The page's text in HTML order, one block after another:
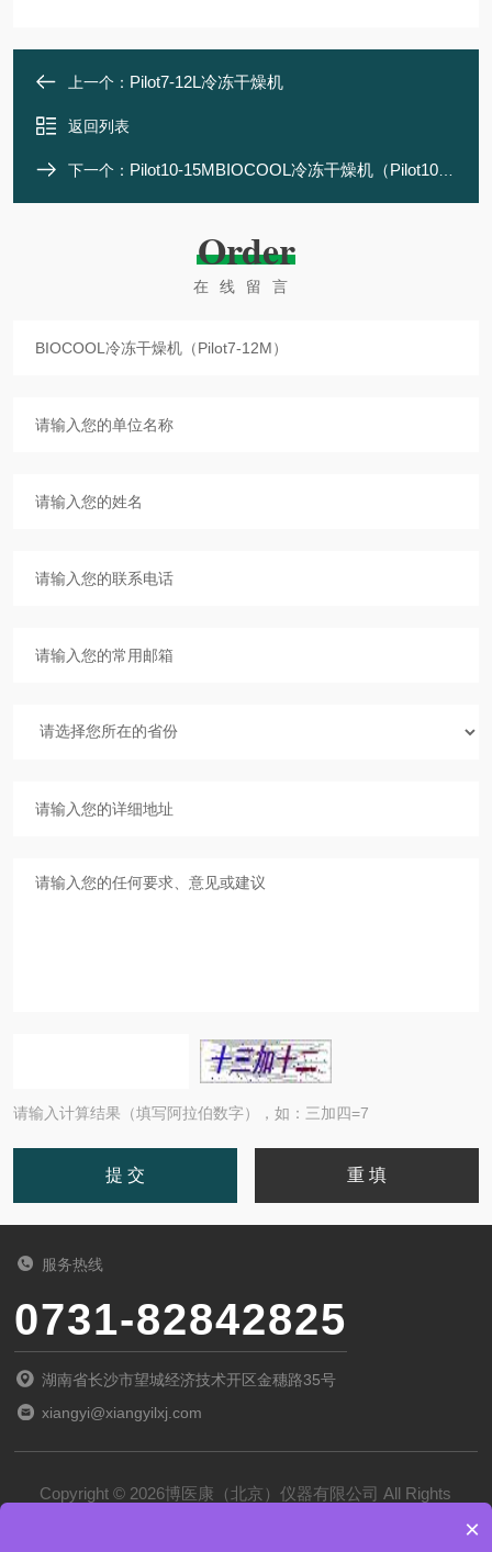
上一个： Pilot7-12L冷冻干燥机
返回列表
下一个： Pilot10-15MBIOCOOL冷冻干燥机（Pilot10-15M）
Order
在线留言
请输入计算结果（填写阿拉伯数字），如：三加四=7
服务热线
0731-82842825
湖南省长沙市望城经济技术开区金穗路35号
xiangyi@xiangyilxj.com
Copyright © 2026博医康（北京）仪器有限公司 All Rights
×